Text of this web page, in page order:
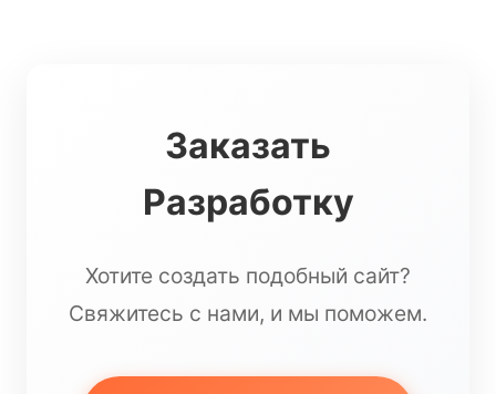
Заказать
Разработку
Хотите создать подобный сайт?
Свяжитесь с нами, и мы поможем.